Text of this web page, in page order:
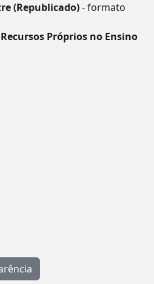
(Republicado)- formato
Próprios no Ensino